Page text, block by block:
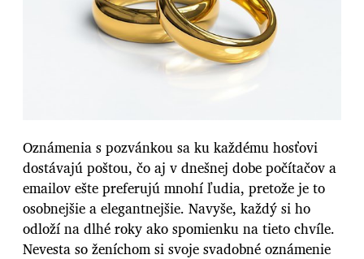
Oznámenia s pozvánkou sa ku každému hosťovi
dostávajú poštou, čo aj v dnešnej dobe počítačov a
emailov ešte preferujú mnohí ľudia, pretože je to
osobnejšie a elegantnejšie. Navyše, každý si ho
odloží na dlhé roky ako spomienku na tieto chvíle.
Nevesta so ženíchom si svoje svadobné oznámenie